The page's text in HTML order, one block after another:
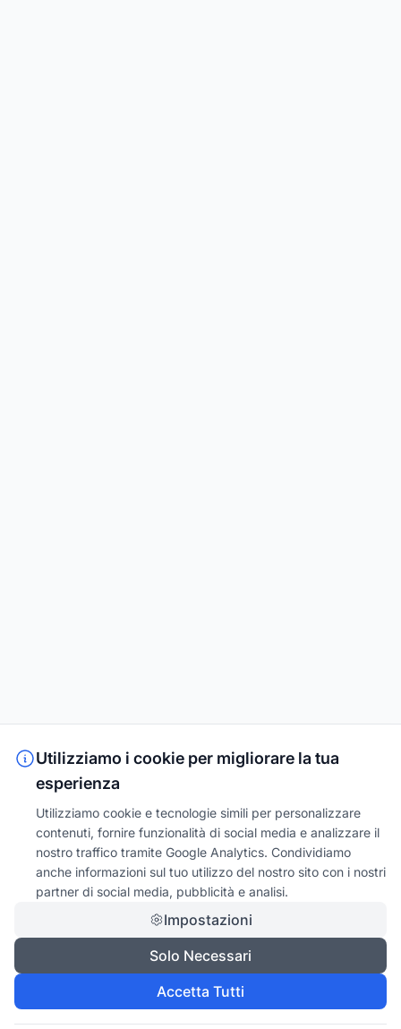
Utilizziamo i cookie per migliorare la tua
esperienza
Utilizziamo cookie e tecnologie simili per personalizzare
contenuti, fornire funzionalità di social media e analizzare il
nostro traffico tramite Google Analytics. Condividiamo
anche informazioni sul tuo utilizzo del nostro sito con i nostri
partner di social media, pubblicità e analisi.
Impostazioni
Solo Necessari
Accetta Tutti